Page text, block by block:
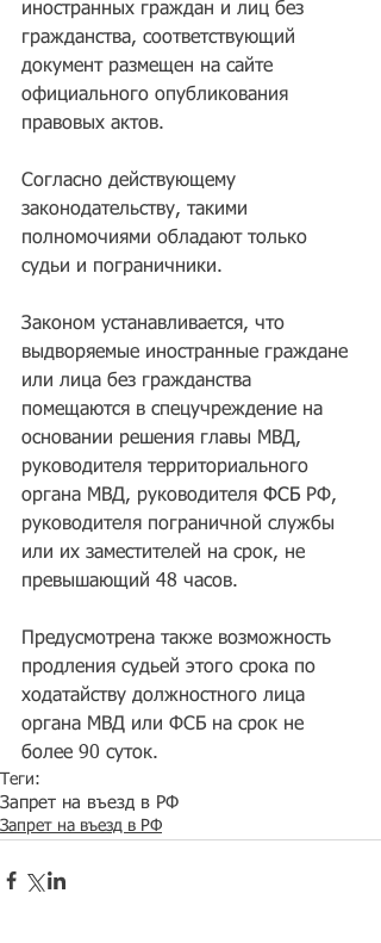
иностранных граждан и лиц без
гражданства, соответствующий
документ размещен на сайте
официального опубликования
правовых актов.
Согласно действующему
законодательству, такими
полномочиями обладают только
судьи и пограничники.
Законом устанавливается, что
выдворяемые иностранные граждане
или лица без гражданства
помещаются в спецучреждение на
основании решения главы МВД,
руководителя территориального
органа МВД, руководителя ФСБ РФ,
руководителя пограничной службы
или их заместителей на срок, не
превышающий 48 часов.
Предусмотрена также возможность
продления судьей этого срока по
ходатайству должностного лица
органа МВД или ФСБ на срок не
более 90 суток.
Теги:
Запрет на въезд в РФ
Запрет на въезд в РФ